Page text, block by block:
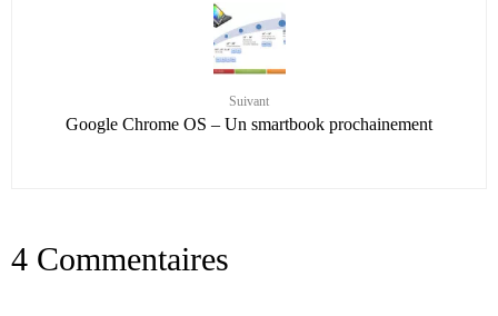
Suivant
Google Chrome OS – Un smartbook prochainement
4 Commentaires